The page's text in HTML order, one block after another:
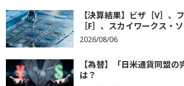
【決算結果】ビザ［V］、
［F］、スカイワークス・
2026/08/06
【為替】「日米通貨同盟
は？